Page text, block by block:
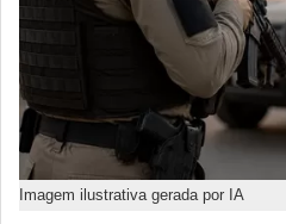
Imagem ilustrativa gerada por IA